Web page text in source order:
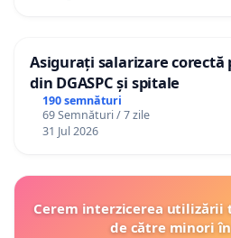
Asigurați salarizare
din DGASPC și spitale
190 semnături
69 Semnături / 7 zile
31 Jul 2026
Cerem interzicerea
de către minori